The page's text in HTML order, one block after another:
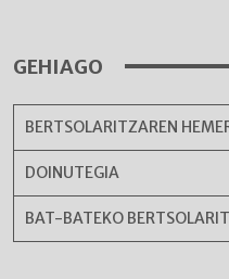
GEHIAGO
BERTSOLARITZAREN
DOINUTEGIA
BAT-BATEKO